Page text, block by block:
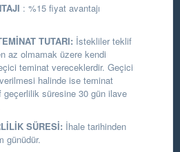
: %15 fiyat avantajı
TUTARI: İstekliler teklif
az olmamak üzere kendi
teminat vereceklerdir. Geçici
halinde ise teminat
süresine 30 gün ilave
SÜRESİ: İhale tarihinden
günüdür.